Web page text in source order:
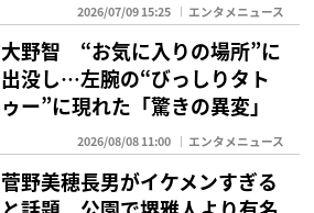
2026/07/09 15:25 エンタメニュース
大野智 “お気に入りの場所”に
出没し…左腕の“びっしりタト
ゥー”に現れた「驚きの異変」
2026/08/08 11:00 エンタメニュース
菅野美穂長男がイケメンすぎる